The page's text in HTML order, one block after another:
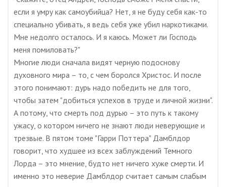
если я умру как самоубийца? Нет, я не буду себя как-то
специально убивать, я ведь себя уже убил наркотиками.
Мне недолго осталось. И я каюсь. Может ли Господь
меня помиловать?"
Многие люди сначала видят черную подоснову
духовного мира – то, с чем боролся Христос. И после
этого понимают: дурь надо победить не для того,
чтобы затем "добиться успехов в труде и личной жизни".
А потому, что смерть под дурью – это путь к такому
ужасу, о котором ничего не знают люди неверующие и
трезвые. В пятом томе "Гарри Поттера" Дамблдор
говорит, что худшее из всех заблуждений Темного
Лорда – это мнение, будто нет ничего хуже смерти. И
именно это неверие Дамблдор считает самым слабым